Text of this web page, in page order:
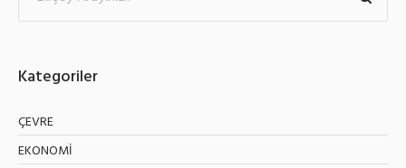
Kategoriler
ÇEVRE
EKONOMİ